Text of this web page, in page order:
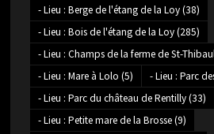
- Lieu : Berge de l'étang de la Loy(38)
- Lieu : Bois de l'étang de la Loy(285)
- Lieu : Champs de la ferme de St-
- Lieu : Mare à Lolo (5) - Lieu : Parc
- Lieu : Parc du château de Rentilly(33)
- Lieu : Petite mare de la Brosse(9)